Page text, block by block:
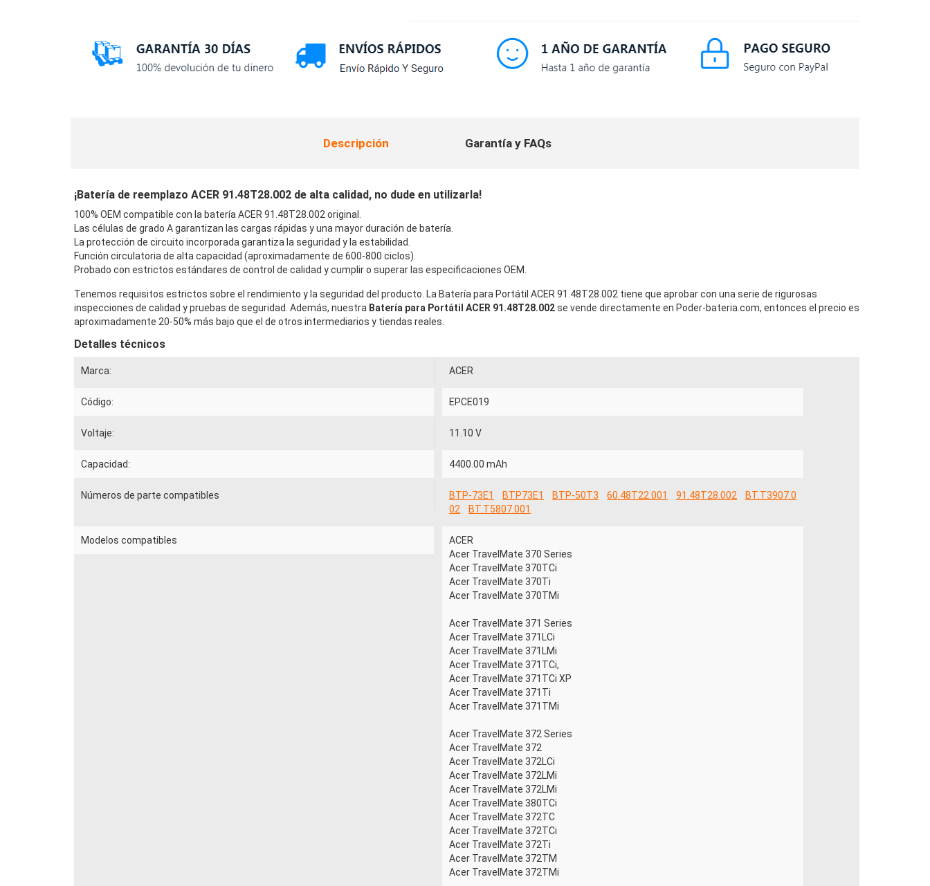
Descripción Garantía y FAQs
¡Batería de reemplazo ACER 91.48T28.002 de alta calidad, no dude en utilizarla!
100% OEM compatible con la batería ACER 91.48T28.002 original.
Las células de grado A garantizan las cargas rápidas y una mayor duración de batería.
La protección de circuito incorporada garantiza la seguridad y la estabilidad.
Función circulatoria de alta capacidad (aproximadamente de 600-800 ciclos).
Probado con estrictos estándares de control de calidad y cumplir o superar las especificaciones OEM.
Tenemos requisitos estrictos sobre el rendimiento y la seguridad del producto. La Batería para Portátil ACER 91.48T28.002 tiene que aprobar con una serie de rigurosas
inspecciones de calidad y pruebas de seguridad. Además, nuestra Batería para Portátil ACER 91.48T28.002se vende directamente en Poder-bateria.com, entonces el precio es
aproximadamente 20-50% más bajo que el de otros intermediarios y tiendas reales.
Detalles técnicos
Marca: ACER
Código: EPCE019
Voltaje: 11.10 V
Capacidad: 4400.00 mAh
Números de parte compatibles BTP-73E1 BTP73E1 BTP-50T3 60.48T22.001 91.48T28.002
BT.T3907.0
02
BT.T5807.001
Modelos compatibles
ACER
Acer TravelMate 370 Series
Acer TravelMate 370TCi
Acer TravelMate 370Ti
Acer TravelMate 370TMi
Acer TravelMate 371 Series
Acer TravelMate 371LCi
Acer TravelMate 371LMi
Acer TravelMate 371TCi,
Acer TravelMate 371TCi XP
Acer TravelMate 371Ti
Acer TravelMate 371TMi
Acer TravelMate 372 Series
Acer TravelMate 372
Acer TravelMate 372LCi
Acer TravelMate 372LMi
Acer TravelMate 372LMi
Acer TravelMate 380TCi
Acer TravelMate 372TC
Acer TravelMate 372TCi
Acer TravelMate 372Ti
Acer TravelMate 372TM
Acer TravelMate 372TMi